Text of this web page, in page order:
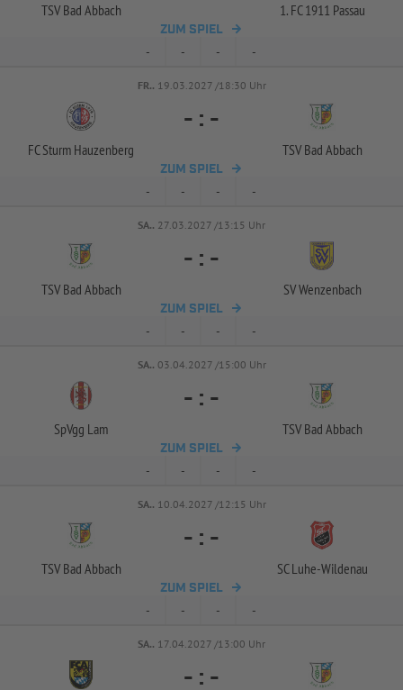
TSV Bad Abbach 1. FC 1911 Passau
ZUM SPIEL
- - - -
FR.. 19.03.2027 /18:30 Uhr
FC Sturm Hauzenberg
- : -
TSV Bad Abbach
ZUM SPIEL
- - - -
SA.. 27.03.2027 /13:15 Uhr
TSV Bad Abbach
- : -
SV Wenzenbach
ZUM SPIEL
- - - -
SA.. 03.04.2027 /15:00 Uhr
SpVgg Lam
- : -
TSV Bad Abbach
ZUM SPIEL
- - - -
SA.. 10.04.2027 /12:15 Uhr
TSV Bad Abbach
- : -
SC Luhe-Wildenau
ZUM SPIEL
- - - -
SA.. 17.04.2027 /13:00 Uhr
- : -